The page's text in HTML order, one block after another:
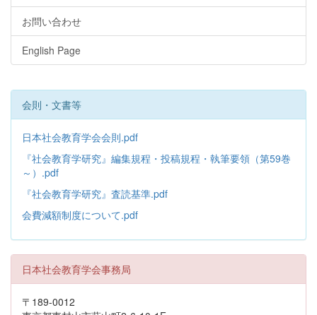
お問い合わせ
English Page
会則・文書等
日本社会教育学会会則.pdf
『社会教育学研究』編集規程・投稿規程・執筆要領（第59巻
～）.pdf
『社会教育学研究』査読基準.pdf
会費減額制度について.pdf
日本社会教育学会事務局
〒189-0012